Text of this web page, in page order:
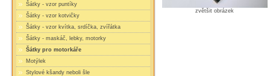
Šátky - vzor puntíky
Šátky - vzor kotvičky
Šátky - vzor kvítka, srdíčka, zvířátka
Šátky - maskáč, lebky, motorky
Šátky pro motorkáře
Motýlek
Stylové kšandy neboli šle
zvětšit obrázek